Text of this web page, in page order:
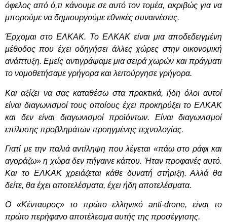
όφελος από ό,τι κάνουμε σε αυτό τον τομέα, ακριβώς για να
μπορούμε να δημιουργούμε εθνικές συναινέσεις.
Έρχομαι στο ΕΛΚΑΚ. Το ΕΛΚΑΚ είναι μια αποδεδειγμένη
μέθοδος που έχει οδηγήσει άλλες χώρες στην οικονομική
ανάπτυξη. Εμείς αντιγράψαμε μια σειρά χωρών και πράγματι
το νομοθετήσαμε γρήγορα και λειτούργησε γρήγορα.
Και αξίζει να σας καταθέσω στα πρακτικά, ήδη όλοι αυτοί
είναι διαγωνισμοί τους οποίους έχει προκηρύξει το ΕΛΚΑΚ
και δεν είναι διαγωνισμοί προϊόντων. Είναι διαγωνισμοί
επίλυσης προβλημάτων προηγμένης τεχνολογίας.
Γιατί με την παλιά αντίληψη που λέγεται «πάω στο ράφι και
αγοράζω» η χώρα δεν πήγαινε κάπου. Ήταν προφανές αυτό.
Και το ΕΛΚΑΚ χρειάζεται κάθε δυνατή στήριξη. Αλλά θα
δείτε, θα έχει αποτελέσματα, έχει ήδη αποτελέσματα.
Ο «Κένταυρος» το πρώτο ελληνικόanti-drone, είναι το
πρώτο περήφανο αποτέλεσμα αυτής της προσέγγισης.